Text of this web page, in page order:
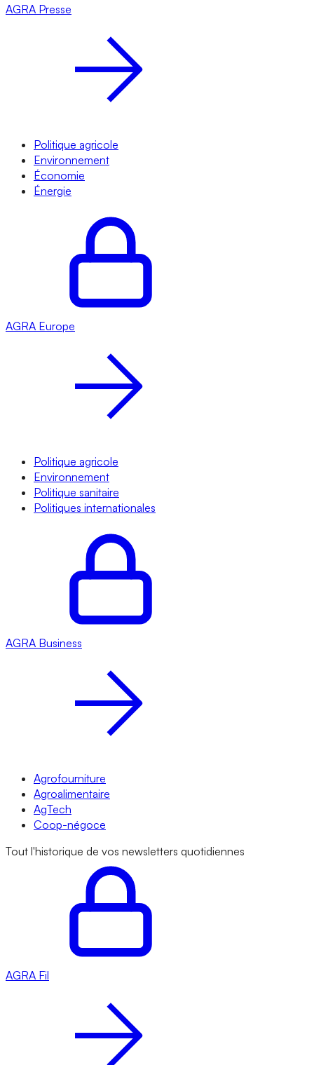
AGRA Presse
Politique agricole
Environnement
Économie
Énergie
AGRA Europe
Politique agricole
Environnement
Politique sanitaire
Politiques internationales
AGRA Business
Agrofourniture
Agroalimentaire
AgTech
Coop-négoce
Tout l'historique de vos newsletters quotidiennes
AGRA Fil